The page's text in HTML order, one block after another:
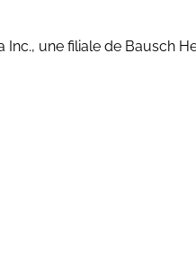
une filiale de Bausch